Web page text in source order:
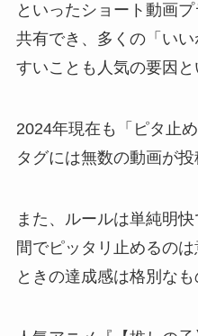
といったショート動画
共有でき、多くの「い
すいことも人気の要因と
2024年現在も「ピタ止
タグには無数の動画が投
また、ルールは単純明
間でピッタリ止めるの
ときの達成感は格別なも